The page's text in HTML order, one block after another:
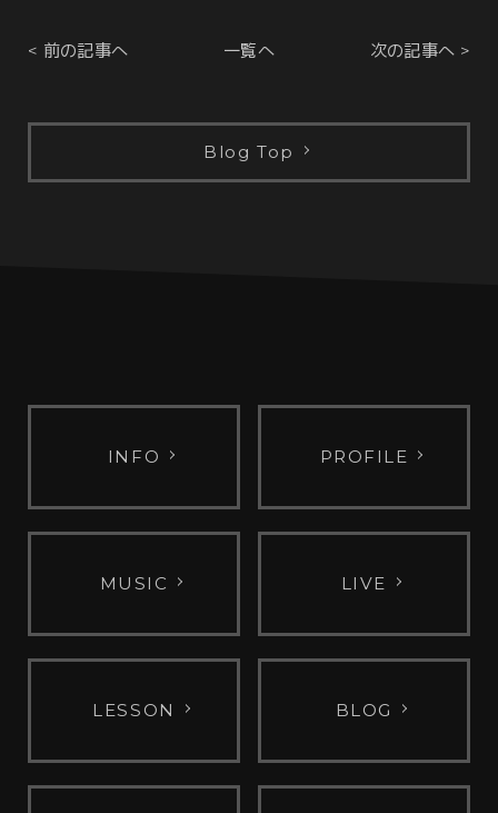
< 前の記事へ 一覧へ 次の記事へ >
Blog Top
INFO PROFILE
MUSIC LIVE
LESSON BLOG